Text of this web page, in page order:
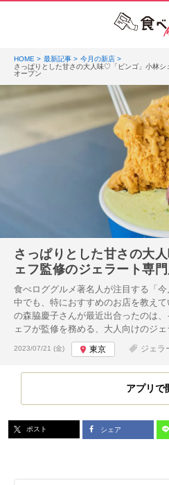
HOME 最新記事
今月の新店
さっぱりとした甘さの大人味♡「ビンゴ」小林シ
オープン
さっぱりとした甘さの大
ェフ監修のジェラート専
食べロググルメ著名人が注目する「
中でも、特におすすめのお店を教え
の森脇慶子さんが最近出合ったのは
ェフが監修を務める、大人向けのジェ
投稿日:
2023/07/21 (金) 東京 ジェラ
アプリで
ポスト シェア